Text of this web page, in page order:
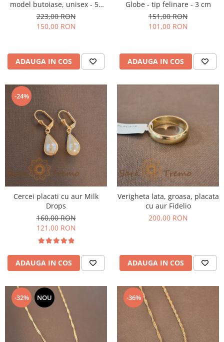
model butoiase, unisex - 50
cm
223,00 RON
150,00 RON
ADAUGA IN COS
Globe - tip felinare - 3 cm
151,00 RON
101,00 RON
ADAUGA IN COS
-24%
Cercei placati cu aur Milk
Drops
160,00 RON
121,00 RON
ADAUGA IN COS
Verigheta lata, groasa, placata
cu aur Fidelio
200,00 RON
ADAUGA IN COS
-32% NOU -36%